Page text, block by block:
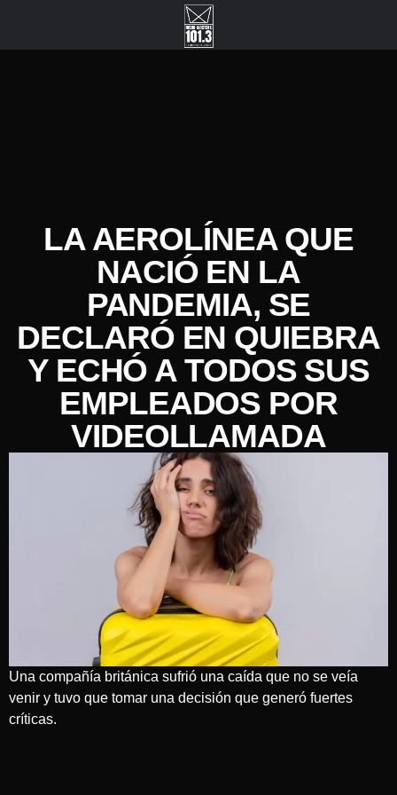
LA AEROLÍNEA QUE
NACIÓ EN LA
PANDEMIA, SE
DECLARÓ EN QUIEBRA
Y ECHÓ A TODOS SUS
EMPLEADOS POR
VIDEOLLAMADA
Una compañía británica sufrió una caída que no se veía
venir y tuvo que tomar una decisión que generó fuertes
críticas.